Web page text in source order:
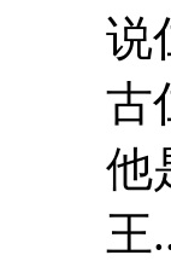
说
古
他
王